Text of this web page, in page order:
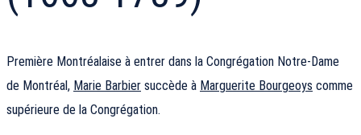
Première Montréalaise à entrer dans la Congrégation Notre-Dame
de Montréal, Marie Barbier succède à Marguerite Bourgeoys comme
supérieure de la Congrégation.